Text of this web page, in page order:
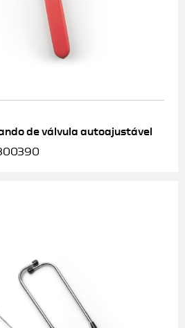
de válvula autoajustável